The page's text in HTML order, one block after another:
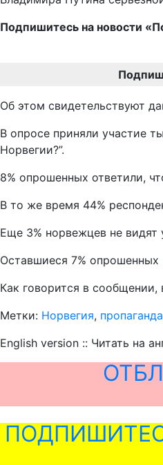
Подпишитесь на новости
Об этом свидетельствуют
В опросе приняли участие
Норвегии?”.
8% опрошенных ответили,
В то же время 44%
Еще 3% норвежцев не
Оставшиеся 7% опрошенных
Как говорится в
Метки: Норвегия, пропаганда
English version :: Читать на